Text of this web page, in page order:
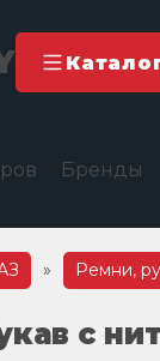
Бренды
» Ремни,
с